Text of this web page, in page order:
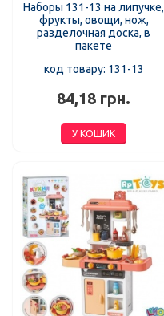
Наборы 131-13 на липучке,
фрукты, овощи, нож,
разделочная доска, в
пакете
код товару: 131-13
84,18 грн.
У КОШИК